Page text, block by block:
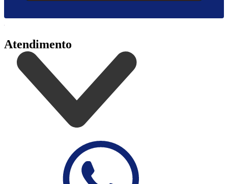
Atendimento